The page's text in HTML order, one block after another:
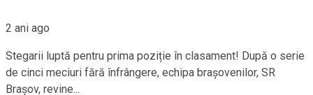
2 ani ago
Stegarii luptă pentru prima poziție în clasament! După o serie
de cinci meciuri fără înfrângere, echipa brașovenilor, SR
Brașov, revine...